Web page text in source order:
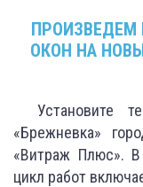
ПРОИЗВЕДЕМ
ОКОН НА
Установите
«Брежневка»
«Витраж Плюс».
цикл работ